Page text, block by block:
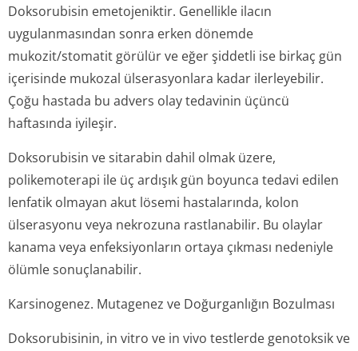
Doksorubisin emetojeniktir. Genellikle ilacın
uygulanmasından sonra erken dönemde
mukozit/stomatit görülür ve eğer şiddetli ise birkaç gün
içerisinde mukozal ülserasyonlara kadar ilerleyebilir.
Çoğu hastada bu advers olay tedavinin üçüncü
haftasında iyileşir.
Doksorubisin ve sitarabin dahil olmak üzere,
polikemoterapi ile üç ardışık gün boyunca tedavi edilen
lenfatik olmayan akut lösemi hastalarında, kolon
ülserasyonu veya nekrozuna rastlanabilir. Bu olaylar
kanama veya enfeksiyonların ortaya çıkması nedeniyle
ölümle sonuçlanabilir.
Karsinogenez. Mutagenez ve Doğurganlığın Bozulması
Doksorubisinin, in vitro ve in vivo testlerde genotoksik ve